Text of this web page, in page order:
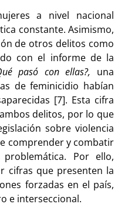
a nivel nacional
constante. Asimismo,
de otros delitos como
con el informe de la
pasó con ellas?, una
de feminicidio habían
[7]. Esta cifra
delitos, por lo que
sobre violencia
comprender y combatir
Por ello,
cifras que presenten la
forzadas en el país,
e interseccional.